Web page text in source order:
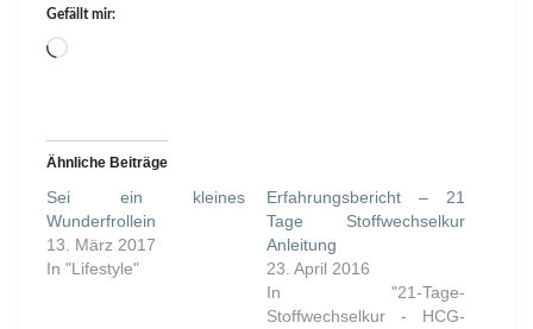
Gefällt mir:
Wird
Ähnliche Beiträge
Sei ein kleines
Wunderfrollein
13. März 2017
In "Lifestyle"
Erfahrungsbericht – 21
Tage Stoffwechselkur
Anleitung
23. April 2016
In "21-Tage-
Stoffwechselkur - HCG-